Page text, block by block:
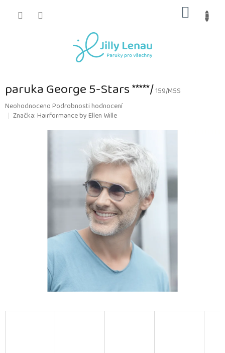
KOŠÍK
paruka George 5-Stars *****/159/M5S
Průměrné
hodnocení
NeohodnocenoPodrobnosti hodnocení
Značka:Hairformance by Ellen Wille